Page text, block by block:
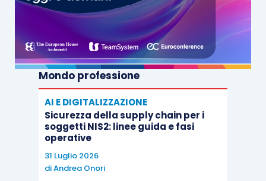
Mondo professione
AI E DIGITALIZZAZIONE
Sicurezza della supply chain per i
soggetti NIS2: linee guida e fasi
operative
31 Luglio 2026
diAndrea Onori